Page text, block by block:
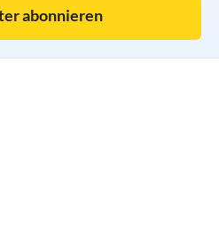
abonnieren